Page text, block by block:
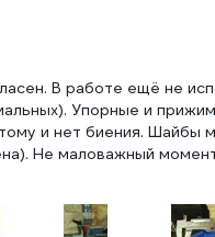
В работе ещё не
Упорные и
и нет биения. Шайбы
Не маловажный